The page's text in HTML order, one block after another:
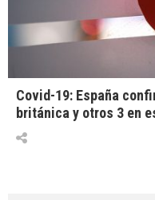
Covid-19: España
británica y otros 3 en